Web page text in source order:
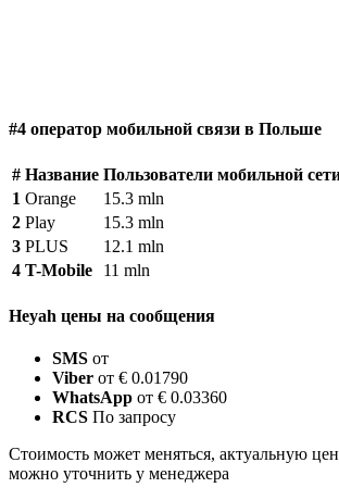
#4 оператор мобильной связи в Польше
# Название Пользователи мобильной
1 Orange
15.3 mln
2 Play
15.3 mln
3 PLUS
12.1 mln
4 T-Mobile 11 mln
Heyah цены на сообщения
SMS от
Viber от € 0.01790
WhatsApp от € 0.03360
RCS По запросу
Стоимость может меняться, актуальную
можно уточнить у менеджера